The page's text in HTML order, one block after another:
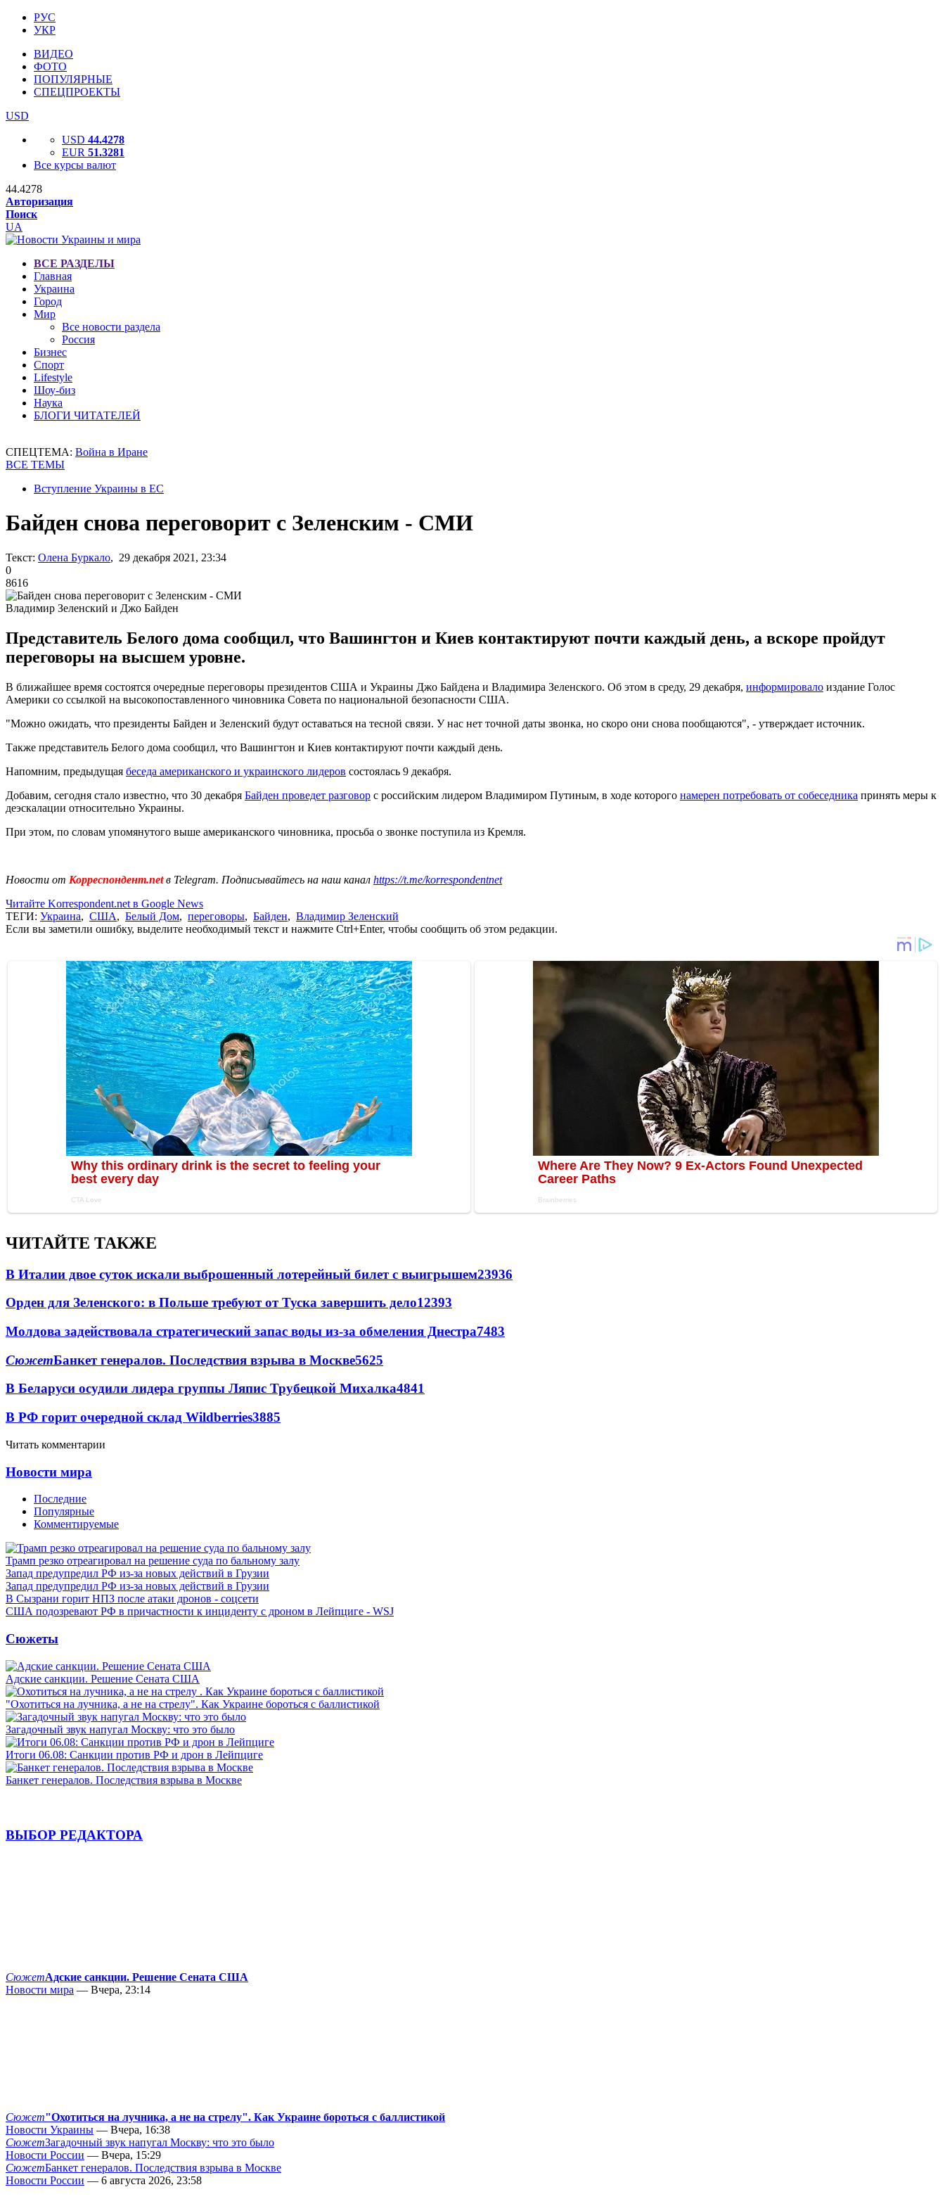
РУС
УКР
ВИДЕО
ФОТО
ПОПУЛЯРНЫЕ
СПЕЦПРОЕКТЫ
USD
USD 44.4278
EUR 51.3281
Все курсы валют
44.4278
Авторизация
Поиск
UA
ВСЕ РАЗДЕЛЫ
Главная
Украина
Город
Мир
Все новости раздела
Россия
Бизнес
Спорт
Lifestyle
Шоу-биз
Наука
БЛОГИ ЧИТАТЕЛЕЙ
СПЕЦТЕМА: Война в Иране
ВСЕ ТЕМЫ
Вступление Украины в ЕС
Байден снова переговорит с Зеленским - СМИ
Текст: Олена Буркало, 29 декабря 2021, 23:34
0
8616
Владимир Зеленский и Джо Байден
Представитель Белого дома сообщил, что Вашингтон и Киев контактируют почти каждый день, а вскоре пройдут
переговоры на высшем уровне.
В ближайшее время состоятся очередные переговоры президентов США и Украины Джо Байдена и Владимира Зеленского. Об этом в среду, 29 декабря, информировало издание Голос
Америки со ссылкой на высокопоставленного чиновника Совета по национальной безопасности США.
"Можно ожидать, что президенты Байден и Зеленский будут оставаться на тесной связи. У нас нет точной даты звонка, но скоро они снова пообщаются", - утверждает источник.
Также представитель Белого дома сообщил, что Вашингтон и Киев контактируют почти каждый день.
Напомним, предыдущая беседа американского и украинского лидеров состоялась 9 декабря.
Добавим, сегодня стало известно, что 30 декабря Байден проведет разговор с российским лидером Владимиром Путиным, в ходе которого намерен потребовать от собеседника принять меры к
деэскалации относительно Украины.
При этом, по словам упомянутого выше американского чиновника, просьба о звонке поступила из Кремля.
Новости от Корреспондент.netв Telegram. Подписывайтесь на наш канал https://t.me/korrespondentnet
Читайте Korrespondent.net в Google News
ТЕГИ: Украина, США, Белый Дом, переговоры, Байден, Владимир Зеленский
Если вы заметили ошибку, выделите необходимый текст и нажмите Ctrl+Enter, чтобы сообщить об этом редакции.
ЧИТАЙТЕ ТАКЖЕ
В Италии двое суток искали выброшенный лотерейный билет с выигрышем23936
Орден для Зеленского: в Польше требуют от Туска завершить дело12393
Молдова задействовала стратегический запас воды из-за обмеления Днестра7483
СюжетБанкет генералов. Последствия взрыва в Москве5625
В Беларуси осудили лидера группы Ляпис Трубецкой Михалка4841
В РФ горит очередной склад Wildberries3885
Читать комментарии
Новости мира
Последние
Популярные
Комментируемые
Трамп резко отреагировал на решение суда по бальному залу
Запад предупредил РФ из-за новых действий в Грузии
Запад предупредил РФ из-за новых действий в Грузии
В Сызрани горит НПЗ после атаки дронов - соцсети
США подозревают РФ в причастности к инциденту с дроном в Лейпциге - WSJ
Сюжеты
Адские санкции. Решение Сената США
"Охотиться на лучника, а не на стрелу". Как Украине бороться с баллистикой
Загадочный звук напугал Москву: что это было
Итоги 06.08: Санкции против РФ и дрон в Лейпциге
Банкет генералов. Последствия взрыва в Москве
ВЫБОР РЕДАКТОРА
СюжетАдские санкции. Решение Сената США
Новости мира — Вчера, 23:14
Сюжет"Охотиться на лучника, а не на стрелу". Как Украине бороться с баллистикой
Новости Украины — Вчера, 16:38
СюжетЗагадочный звук напугал Москву: что это было
Новости России — Вчера, 15:29
СюжетБанкет генералов. Последствия взрыва в Москве
Новости России — 6 августа 2026, 23:58